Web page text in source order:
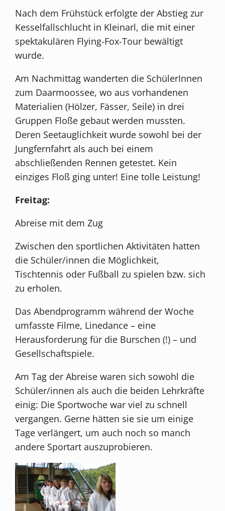
Nach dem Frühstück erfolgte der Abstieg zur
Kesselfallschlucht in Kleinarl, die mit einer
spektakulären Flying-Fox-Tour bewältigt
wurde.
Am Nachmittag wanderten die SchülerInnen
zum Daarmoossee, wo aus vorhandenen
Materialien (Hölzer, Fässer, Seile) in drei
Gruppen Floße gebaut werden mussten.
Deren Seetauglichkeit wurde sowohl bei der
Jungfernfahrt als auch bei einem
abschließenden Rennen getestet. Kein
einziges Floß ging unter! Eine tolle Leistung!
Freitag:
Abreise mit dem Zug
Zwischen den sportlichen Aktivitäten hatten
die Schüler/innen die Möglichkeit,
Tischtennis oder Fußball zu spielen bzw. sich
zu erholen.
Das Abendprogramm während der Woche
umfasste Filme, Linedance – eine
Herausforderung für die Burschen (!) – und
Gesellschaftspiele.
Am Tag der Abreise waren sich sowohl die
Schüler/innen als auch die beiden Lehrkräfte
einig: Die Sportwoche war viel zu schnell
vergangen. Gerne hätten sie sie um einige
Tage verlängert, um auch noch so manch
andere Sportart auszuprobieren.